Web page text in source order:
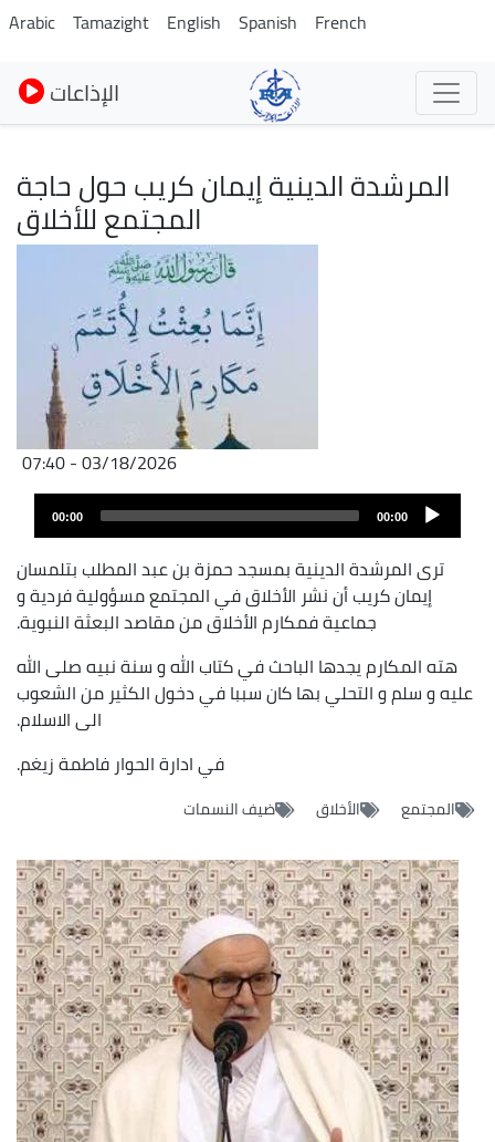
Skip
to
main
content
Arabic Tamazight English Spanish French
الإذاعات
المرشدة الدينية إيمان كريب حول حاجة
المجتمع للأخلاق
03/18/2026 - 07:40
Audio
00:00
00:00
ترى المرشدة الدينية بمسجد حمزة بن عبد المطلب بتلمسان
إيمان كريب أن نشر الأخلاق في المجتمع مسؤولية فردية و
جماعية فمكارم الأخلاق من مقاصد البعثة النبوية.
هته المكارم يجدها الباحث في كتاب الله و سنة نبيه صلى الله
عليه و سلم و التحلي بها كان سببا في دخول الكثير من الشعوب
الى الاسلام.
في ادارة الحوار فاطمة زيغم.
المجتمع الأخلاق ضيف النسمات